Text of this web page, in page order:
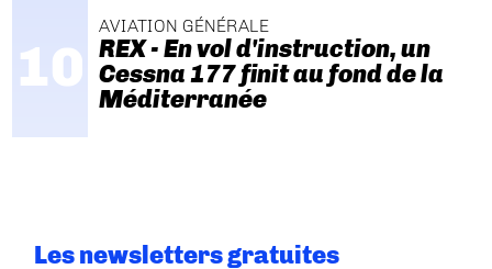
AVIATION GÉNÉRALE
REX - En vol d'instruction, un
Cessna 177 finit au fond de la
Méditerranée
Les newsletters gratuites